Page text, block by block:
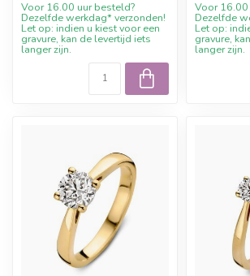
Voor 16.00 uur besteld?
Dezelfde werkdag* verzonden!
Let op: indien u kiest voor een
gravure, kan de levertijd iets
langer zijn.
Voor
Dezelfde
Let op:
gravure,
langer zijn.